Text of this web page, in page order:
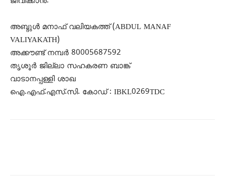
അബ്ദുള്‍ മനാഫ് വലിയകത്ത് (ABDUL MANAF
VALIYAKATH)
അക്കൗണ്ട് നമ്പര്‍ 80005687592
തൃശൂര്‍ ജില്ലാ സഹകരണ ബാങ്ക്
വാടാനപ്പള്ളി ശാഖ
ഐ.എഫ്.എസ്.സി. കോഡ് : IBKL0269TDC